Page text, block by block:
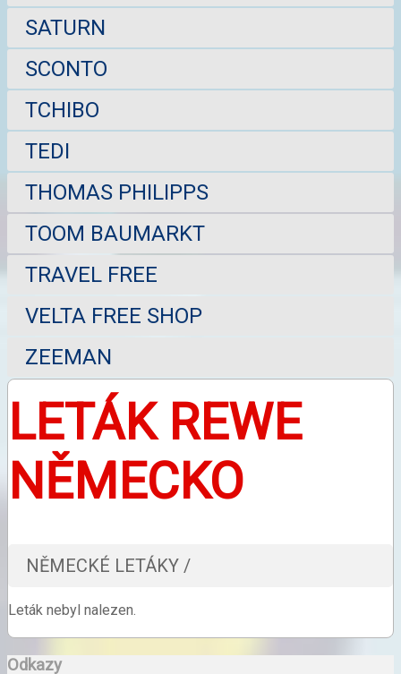
SATURN
SCONTO
TCHIBO
TEDI
THOMAS PHILIPPS
TOOM BAUMARKT
TRAVEL FREE
VELTA FREE SHOP
ZEEMAN
LETÁK REWE
NĚMECKO
NĚMECKÉ LETÁKY /
Leták nebyl nalezen.
Odkazy